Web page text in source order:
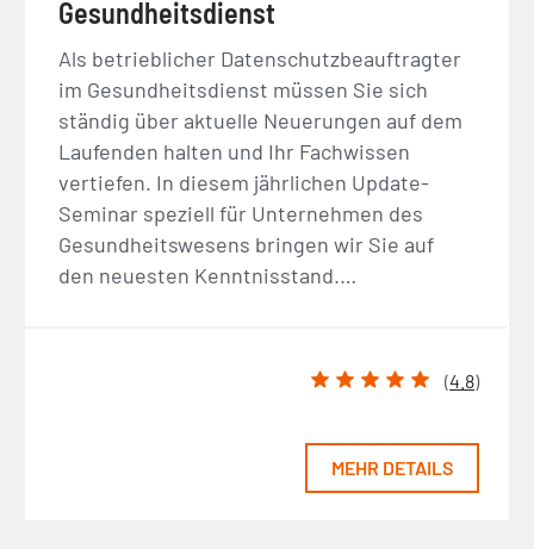
Gesundheitsdienst
Als betrieblicher Datenschutzbeauftragter
im Gesundheitsdienst müssen Sie sich
ständig über aktuelle Neuerungen auf dem
Laufenden halten und Ihr Fachwissen
vertiefen. In diesem jährlichen Update-
Seminar speziell für Unternehmen des
Gesundheitswesens bringen wir Sie auf
den neuesten Kenntnisstand.…
(4.8)
MEHR DETAILS